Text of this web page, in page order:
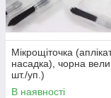
Мікрощіточка
насадка), чорна
шт./уп.)
В наявності